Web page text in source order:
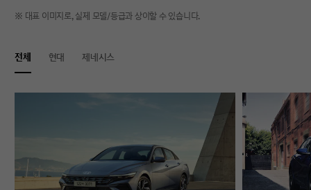
※ 대표 이미지로, 실제 모델/등급과 상이할 수 있습니다.
전체 현대 제네시스